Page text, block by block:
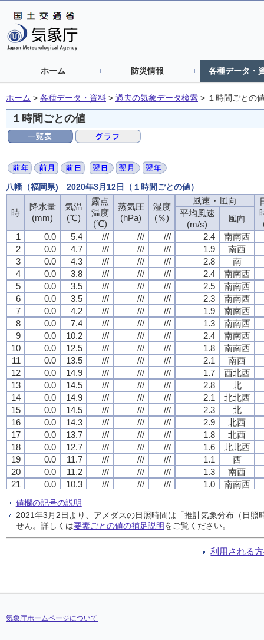
ホーム 防災情報 各種データ・
ホーム > 各種データ・資料 > 過去の気象データ検索 > １時間ごとの
１時間ごとの値
八幡（福岡県) 2020年3月12日（１時間ごとの値）
時
降水量
(mm)
気温
(℃)
露点
温度
(℃)
蒸気圧
(hPa)
湿度
(％)
風速・風向
平均風速
(m/s)
風向
1
0.0 5.4 /// /// /// 2.4
南南西
2
0.0 4.7 /// /// /// 1.9
南西
3
0.0 4.3 /// /// /// 2.8
南
4
0.0 3.8 /// /// /// 2.4
南南西
5
0.0 3.5 /// /// /// 2.5
南南西
6
0.0 3.5 /// /// /// 2.3
南南西
7
0.0 4.2 /// /// /// 1.9
南南西
8
0.0 7.4 /// /// /// 1.3
南南西
9
0.0 10.2 /// /// /// 2.4
南南西
10
0.0 12.5 /// /// /// 1.8
南南西
11
0.0 13.5 /// /// /// 2.1
南西
12
0.0 14.9 /// /// /// 1.7
西北西
13
0.0 14.5 /// /// /// 2.8
北
14
0.0 14.9 /// /// /// 2.1
北北西
15
0.0 14.5 /// /// /// 2.3
北
16
0.0 14.3 /// /// /// 2.9
北西
17
0.0 13.7 /// /// /// 1.8
北西
18
0.0 12.7 /// /// /// 1.6
北北西
19
0.0 11.7 /// /// /// 1.1
西
20
0.0 11.2 /// /// /// 1.3
南西
21
0.0 10.3 /// /// /// 1.0
南南西
23
0.0 8.8
南南西
24
0.0 8.3 /// /// /// 0.4 南南西
時
降水量
(mm)
気温
(℃)
露点
温度
(℃)
蒸気圧
(hPa)
湿度
(％)
風速・風向
平均風速
(m/s)
風向
1
0.0 5.4 /// /// /// 2.4
南南西
2
0.0 4.7 /// /// /// 1.9
南西
3
0.0 4.3 /// /// /// 2.8
南
4
0.0 3.8 /// /// /// 2.4
南南西
5
0.0 3.5 /// /// /// 2.5
南南西
6
0.0 3.5 /// /// /// 2.3
南南西
7
0.0 4.2 /// /// /// 1.9
南南西
8
0.0 7.4 /// /// /// 1.3
南南西
9
0.0 10.2 /// /// /// 2.4
南南西
10
0.0 12.5 /// /// /// 1.8
南南西
11
0.0 13.5 /// /// /// 2.1
南西
12
0.0 14.9 /// /// /// 1.7
西北西
13
0.0 14.5 /// /// /// 2.8
北
14
0.0 14.9 /// /// /// 2.1
北北西
15
0.0 14.5 /// /// /// 2.3
北
16
0.0 14.3 /// /// /// 2.9
北西
17
0.0 13.7 /// /// /// 1.8
北西
18
0.0 12.7 /// /// /// 1.6
北北西
19
0.0 11.7 /// /// /// 1.1
西
20
0.0 11.2 /// /// /// 1.3
南西
21
0.0 10.3 /// /// /// 1.0
南南西
23
0.0 8.8
南南西
24
0.0 8.3 /// /// /// 0.4 南南西
時
降水量
(mm)
気温
(℃)
露点
温度
(℃)
蒸気圧
(hPa)
湿度
(％)
風速・風向
平均風速
(m/s)
風向
1
0.0 5.4 /// /// /// 2.4
南南西
2
0.0 4.7 /// /// /// 1.9
南西
3
0.0 4.3 /// /// /// 2.8
南
4
0.0 3.8 /// /// /// 2.4
南南西
5
0.0 3.5 /// /// /// 2.5
南南西
6
0.0 3.5 /// /// /// 2.3
南南西
7
0.0 4.2 /// /// /// 1.9
南南西
8
0.0 7.4 /// /// /// 1.3
南南西
9
0.0 10.2 /// /// /// 2.4
南南西
10
0.0 12.5 /// /// /// 1.8
南南西
11
0.0 13.5 /// /// /// 2.1
南西
12
0.0 14.9 /// /// /// 1.7
西北西
13
0.0 14.5 /// /// /// 2.8
北
14
0.0 14.9 /// /// /// 2.1
北北西
15
0.0 14.5 /// /// /// 2.3
北
16
0.0 14.3 /// /// /// 2.9
北西
17
0.0 13.7 /// /// /// 1.8
北西
18
0.0 12.7 /// /// /// 1.6
北北西
19
0.0 11.7 /// /// /// 1.1
西
20
0.0 11.2 /// /// /// 1.3
南西
21
0.0 10.3 /// /// /// 1.0
南南西
23
0.0 8.8
南南西
24
0.0 8.3 /// /// /// 0.4 南南西
時
降水量
(mm)
気温
(℃)
露点
温度
(℃)
蒸気圧
(hPa)
湿度
(％)
風速・風向
平均風速
(m/s)
風向
1
0.0 5.4 /// /// /// 2.4
南南西
2
0.0 4.7 /// /// /// 1.9
南西
3
0.0 4.3 /// /// /// 2.8
南
4
0.0 3.8 /// /// /// 2.4
南南西
5
0.0 3.5 /// /// /// 2.5
南南西
6
0.0 3.5 /// /// /// 2.3
南南西
7
0.0 4.2 /// /// /// 1.9
南南西
8
0.0 7.4 /// /// /// 1.3
南南西
9
0.0 10.2 /// /// /// 2.4
南南西
10
0.0 12.5 /// /// /// 1.8
南南西
11
0.0 13.5 /// /// /// 2.1
南西
12
0.0 14.9 /// /// /// 1.7
西北西
13
0.0 14.5 /// /// /// 2.8
北
14
0.0 14.9 /// /// /// 2.1
北北西
15
0.0 14.5 /// /// /// 2.3
北
16
0.0 14.3 /// /// /// 2.9
北西
17
0.0 13.7 /// /// /// 1.8
北西
18
0.0 12.7 /// /// /// 1.6
北北西
19
0.0 11.7 /// /// /// 1.1
西
20
0.0 11.2 /// /// /// 1.3
南西
21
0.0 10.3 /// /// /// 1.0
南南西
23
0.0 8.8
南南西
24
0.0 8.3 /// /// /// 0.4 南南西
値欄の記号の説明
2021年3月2日より、アメダスの日照時間は「推計気象分布（日
せん。詳しくは要素ごとの値の補足説明をご覧ください。
利用される
気象庁ホームページについて